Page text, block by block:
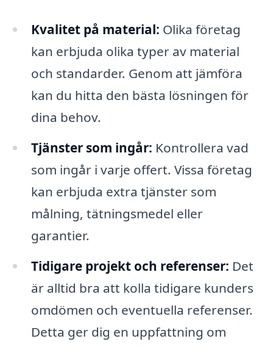
Kvalitet på material: Olika företag
kan erbjuda olika typer av material
och standarder. Genom att jämföra
kan du hitta den bästa lösningen för
dina behov.
Tjänster som ingår: Kontrollera vad
som ingår i varje offert. Vissa företag
kan erbjuda extra tjänster som
målning, tätningsmedel eller
garantier.
Tidigare projekt och referenser: Det
är alltid bra att kolla tidigare kunders
omdömen och eventuella referenser.
Detta ger dig en uppfattning om